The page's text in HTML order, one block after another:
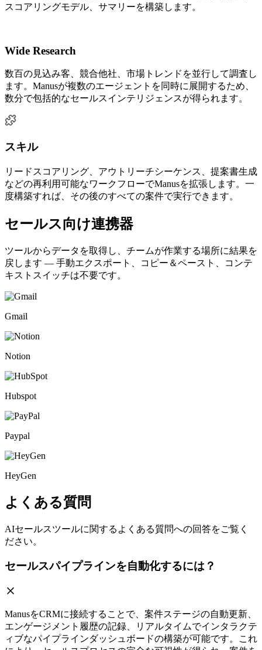
スコアリングモデル、サマリーを構築します。
Wide Research
数百の見込み客、競合他社、市場トレンドを並行して調査し
ます。Manusが複数のエージェントを同時に展開するため、
数分で包括的なセールスインテリジェンスが得られます。
スキル
リードスコアリング、アウトリーチシーケンス、提案書生成
などの再利用可能なワークフローでManusを拡張します。一
度構築すれば、その後のすべての案件で実行できます。
セールス向け連携器
ツールからデータを取得し、チームが作業する場所に結果を
戻します — 手動エクスポート、コピー＆ペースト、コンテ
キストスイッチは不要です。
Gmail
Notion
Hubspot
Paypal
HeyGen
よくある質問
AIセールスツールに関するよくある質問への回答をご覧く
ださい。
セールスパイプラインを自動化するには？
ManusをCRMに接続することで、案件ステージの自動更新、
エンゲージメント履歴の記録、リアルタイムでインタラクテ
ィブなパイプラインダッシュボードの構築が可能です。これ